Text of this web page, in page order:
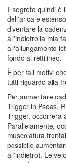
Il segreto quindi è
dell'anca e
diventare la
all'indietro la mia
all'allungamento
fondo al rettilineo.
È per tali motivi
tutti riguardo alla
Per aumentare
Trigger in Psoas,
Trigger, occorrerà
Parallelamente,
muscolatura
possibile
all'indietro). Le